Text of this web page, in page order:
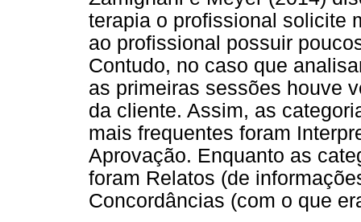
terapia o profissional solicite
ao profissional possuir
Contudo, no caso que
as primeiras sessões houve
da cliente. Assim, as
mais frequentes foram
Aprovação. Enquanto as
foram Relatos (de
Concordâncias (com o que